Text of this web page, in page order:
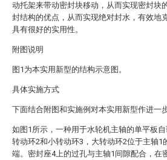
动托架来带动密封块移动，从而实现密封块
封结构的优点，从而实现绝对封水，有效地
具有很好的实用性。
附图说明
图1为本实用新型的结构示意图。
具体实施方式
下面结合附图和实施例对本实用新型作进一
如图1所示，一种用于水轮机主轴的单平板
转动环2和小转动环3，大转动环2位于主轴
端。密封座4上的过孔与主轴1间隙配合，在